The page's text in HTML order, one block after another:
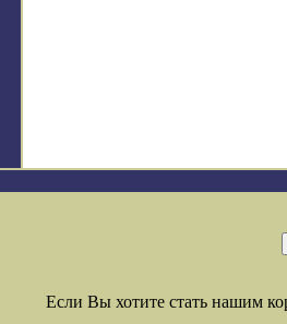
Если Вы хотите стать нашим